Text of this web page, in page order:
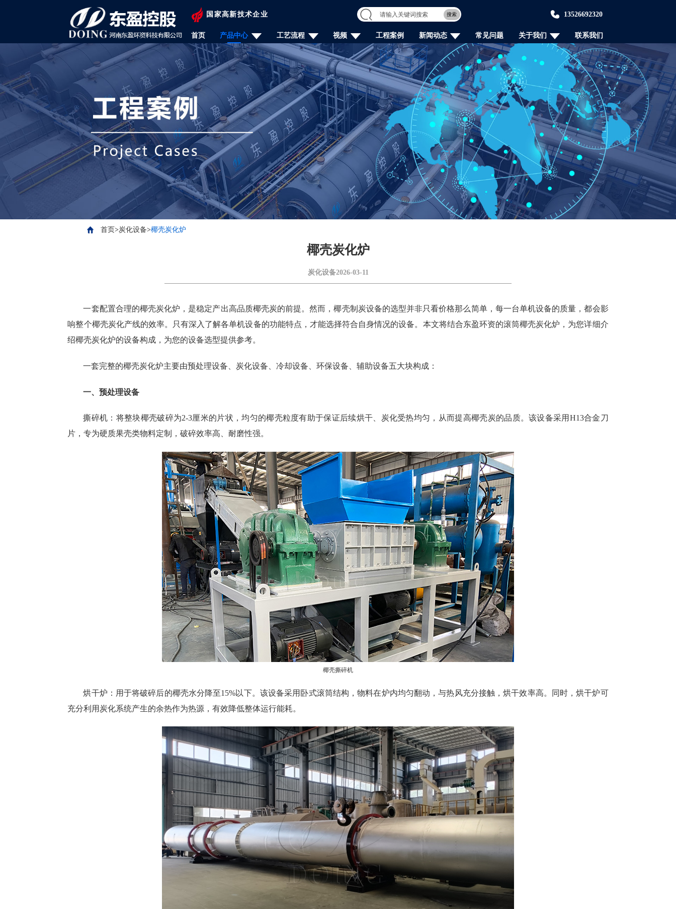
国家高新技术企业 搜索 13526692320
首页 产品中心 工艺流程 视频 工程案例 新闻动态 常见问题 关于我们 联系我们
首页>炭化设备>椰壳炭化炉
椰壳炭化炉
炭化设备2026-03-11
一套配置合理的椰壳炭化炉，是稳定产出高品质椰壳炭的前提。然而，椰壳制炭设备的选型并非只看价格那么简单，每一台单机设备的质量，都会影
响整个椰壳炭化产线的效率。只有深入了解各单机设备的功能特点，才能选择符合自身情况的设备。本文将结合东盈环资的滚筒椰壳炭化炉，为您详细介
绍椰壳炭化炉的设备构成，为您的设备选型提供参考。
一套完整的椰壳炭化炉主要由预处理设备、炭化设备、冷却设备、环保设备、辅助设备五大块构成：
一、预处理设备
撕碎机：将整块椰壳破碎为2-3厘米的片状，均匀的椰壳粒度有助于保证后续烘干、炭化受热均匀，从而提高椰壳炭的品质。该设备采用H13合金刀
片，专为硬质果壳类物料定制，破碎效率高、耐磨性强。
椰壳撕碎机
烘干炉：用于将破碎后的椰壳水分降至15%以下。该设备采用卧式滚筒结构，物料在炉内均匀翻动，与热风充分接触，烘干效率高。同时，烘干炉可
充分利用炭化系统产生的余热作为热源，有效降低整体运行能耗。